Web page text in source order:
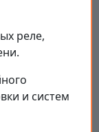
реле,
и систем